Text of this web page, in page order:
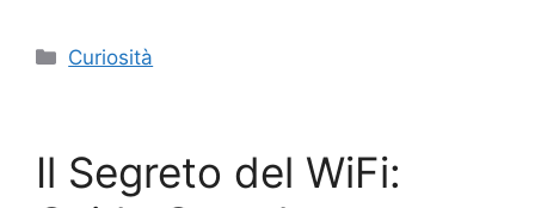
Categorie
Curiosità
Il Segreto del WiFi: